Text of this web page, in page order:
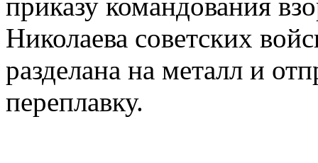
Николаева советских
разделана на металл и
переплавку.